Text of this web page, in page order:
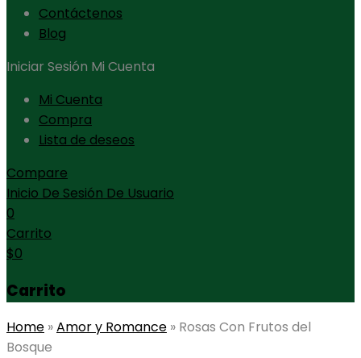
Contáctenos
Blog
Iniciar Sesión Mi Cuenta
Mi Cuenta
Compra
Lista de deseos
Compare
Inicio De Sesión De Usuario
0
Carrito
$0
Carrito
Home »Amor y Romance » Rosas Con Frutos del
Bosque